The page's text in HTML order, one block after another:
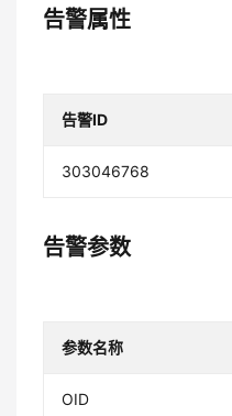
告警属性
告警ID
303046768
告警参数
参数名称
OID